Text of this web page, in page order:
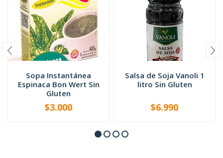
Sopa Instantánea
Espinaca Bon Wert Sin
Gluten
+
$3.000
Salsa de Soja Vanoli 1
litro Sin Gluten
+
$6.990